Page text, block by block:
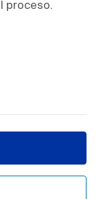
proceso.